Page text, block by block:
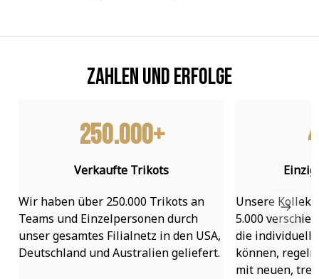
Zahlen und Erfolge
250.000+
Verkaufte Trikots
Wir haben über 250.000 Trikots an
Teams und Einzelpersonen durch
unser gesamtes Filialnetz in den USA,
Deutschland und Australien geliefert.
Unsere
5.000
die individuell
können,
mit neuen,